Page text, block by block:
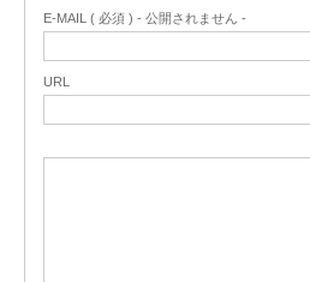
E-MAIL ( 必須 ) - 公開されません -
URL